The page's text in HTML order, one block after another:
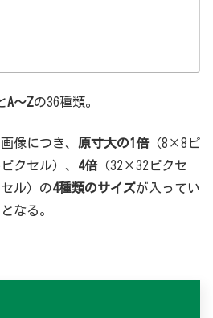
A～Zの36種類。
像につき、 原寸大の1倍（8×8ピ
クセル）、 4倍（32×32ピクセ
ル）の4種類のサイズが入ってい
なる。